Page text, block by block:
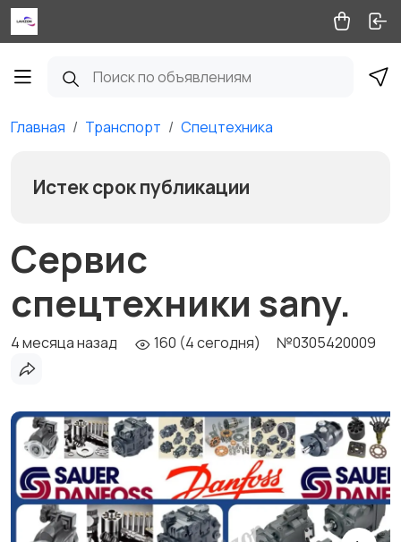
Главная Транспорт Спецтехника
Истек срок публикации
Сервис
спецтехники sany.
4 месяца назад 160 (4 сегодня) №0305420009